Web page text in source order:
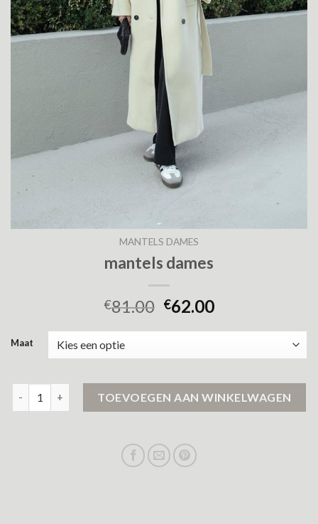
MANTELS DAMES
mantels dames
€81.00 €62.00
Maat
TOEVOEGEN AAN WINKELWAGEN